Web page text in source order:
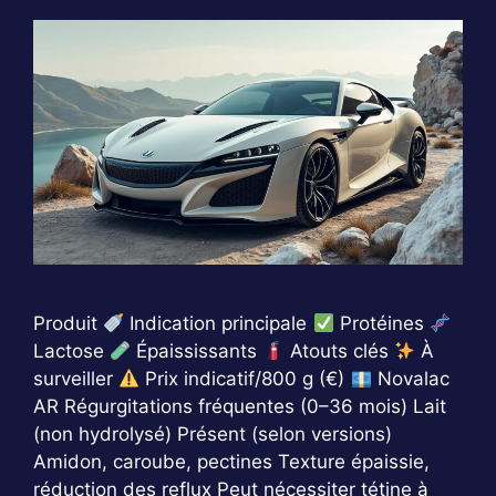
Produit Indication principale
Protéines
Lactose
Épaississants Atouts clés
À
surveiller
Prix indicatif/800 g (€)
Novalac
AR Régurgitations fréquentes (0–36 mois) Lait
(non hydrolysé) Présent (selon versions)
Amidon, caroube, pectines Texture épaissie,
réduction des reflux Peut nécessiter tétine à